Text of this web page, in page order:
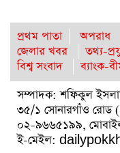
প্রথম পাতা অপরাধ
জেলার খবর
তথ্য-
বিশ্ব সংবাদ
ব্যাংক-
সম্পাদক: শফিকুল
৩৫/১ সোনারগাঁও রোড
০২-৯৬৬৫১৯৯,
ই-মেইল: